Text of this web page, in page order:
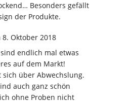
Besonders gefällt
der Produkte.
8. Oktober 2018
endlich mal etwas
auf dem Markt!
über Abwechslung.
auch ganz schön
ohne Proben nicht